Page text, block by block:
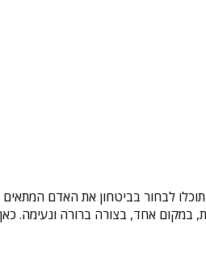
לבחור בביטחון את האדם
אחד, בצורה ברורה ונעימה.